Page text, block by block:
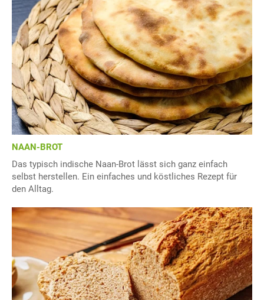
NAAN-BROT
Das typisch indische Naan-Brot lässt sich ganz einfach
selbst herstellen. Ein einfaches und köstliches Rezept für
den Alltag.